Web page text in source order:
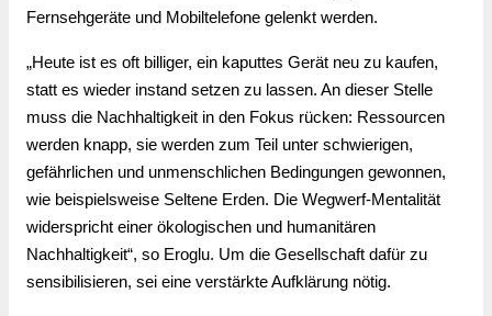
Fernsehgeräte und Mobiltelefone gelenkt werden.
„Heute ist es oft billiger, ein kaputtes Gerät neu zu kaufen,
statt es wieder instand setzen zu lassen. An dieser Stelle
muss die Nachhaltigkeit in den Fokus rücken: Ressourcen
werden knapp, sie werden zum Teil unter schwierigen,
gefährlichen und unmenschlichen Bedingungen gewonnen,
wie beispielsweise Seltene Erden. Die Wegwerf-Mentalität
widerspricht einer ökologischen und humanitären
Nachhaltigkeit“, so Eroglu. Um die Gesellschaft dafür zu
sensibilisieren, sei eine verstärkte Aufklärung nötig.